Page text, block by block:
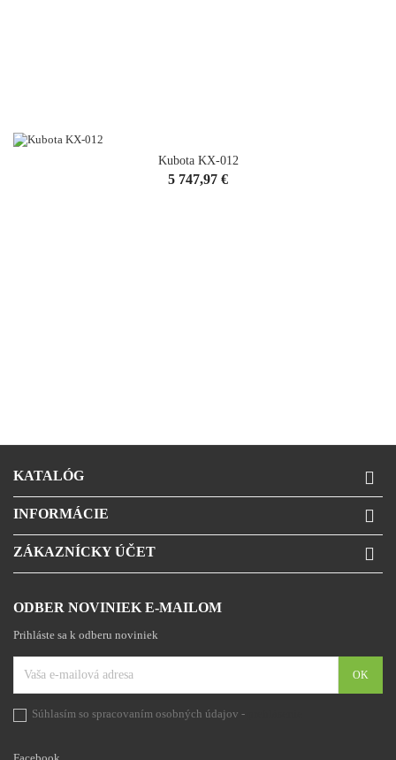
Kubota KX-012
Cena
5 747,97 €
KATALÓG 
INFORMÁCIE 
ZÁKAZNÍCKY ÚČET 
ODBER NOVINIEK E-MAILOM
Prihláste sa k odberu noviniek
Súhlasím so spracovaním osobných údajov -